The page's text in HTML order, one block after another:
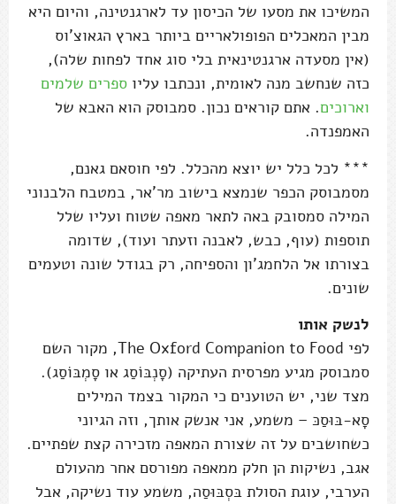
המשיכו את מסעו של הכיסון עד לארגנטינה, והיום היא
מבין המאכלים הפופולאריים ביותר בארץ הגאוצ'וס
(אין מסעדה ארגנטינאית בלי סוג אחד לפחות שלה),
כזה שנחשב מנה לאומית, ונכתבו עליו ספרים שלמים
וארוכים. אתם קוראים נכון. סמבוסק הוא האבא של
האמפנדה.
*** לכל כלל יש יוצא מהכלל. לפי חוסאם גאנם,
מסמבוסק הכפר שנמצא בישוב מר'אר, במטבח הלבנוני
המילה סמסובק באה לתאר מאפה שטוח ועליו שלל
תוספות (עוף, כבש, לאבנה וזעתר ועוד), שדומה
בצורתו אל הלחמג'ון והספיחה, רק בגודל שונה וטעמים
שונים.
לנשק אותו
לפי The Oxford Companion to Food, מקור השם
סמבוסק מגיע מפרסית העתיקה (סָנְבּוֹסַג או סָמְבּוֹסַג).
מצד שני, יש הטוענים כי המקור בצמד המילים
סָא-בּוּסַכּ – משמע, אני אנשק אותך, וזה הגיוני
כשחושבים על זה שצורת המאפה מזכירה קצת שפתיים.
אגב, נשיקות הן חלק ממאפה מפורסם אחר מהעולם
הערבי, עוגת הסולת בּסְבּוּסַה, משמע עוד נשיקה, אבל